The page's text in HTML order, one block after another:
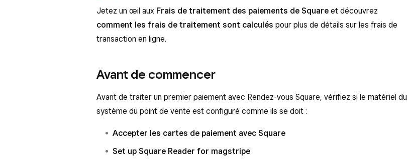
Jetez un œil aux Frais de traitement des paiements de Square et découvrez
comment les frais de traitement sont calculés pour plus de détails sur les frais de
transaction en ligne.
Avant de commencer
Avant de traiter un premier paiement avec Rendez-vous Square, vérifiez si le matériel du
système du point de vente est configuré comme ils se doit :
Accepter les cartes de paiement avec Square
Set up Square Reader for magstripe